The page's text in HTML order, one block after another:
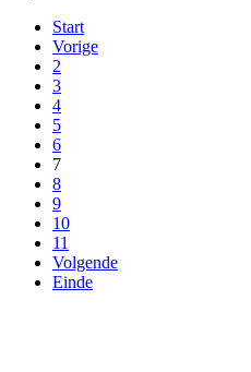
Start
Vorige
2
3
4
5
6
7
8
9
10
11
Volgende
Einde